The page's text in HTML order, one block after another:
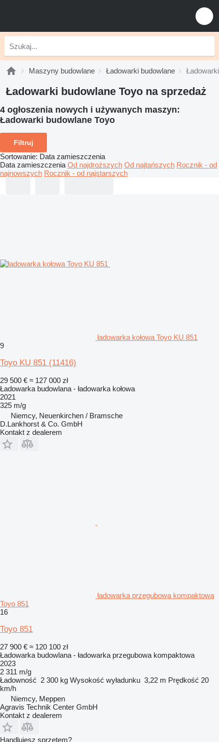
Maszyny budowlane Ładowarki budowlane
Ładowarki budowlane Toyo na sprzedaż
4 ogłoszenia nowych i używanych maszyn:
Ładowarki budowlane Toyo
Filtruj
Sortowanie: Data zamieszczenia
Data zamieszczenia Od najdroższych Od najtańszych Rocznik - od
najnowszych Rocznik - od najstarszych
ładowarka kołowa Toyo KU 851
9
Toyo KU 851 (11416)
29 500 € ≈ 127 000 zł
Ładowarka budowlana - ładowarka kołowa
2021
325 m/g
Niemcy, Neuenkirchen / Bramsche
D.Lankhorst & Co. GmbH
Kontakt z dealerem
ładowarka przegubowa kompaktowa
Toyo 851
16
Toyo 851
27 900 € ≈ 120 100 zł
Ładowarka budowlana - ładowarka przegubowa kompaktowa
2023
2 311 m/g
Ładowność 2 300 kg Wysokość wyładunku 3,22 m Prędkość 20
km/h
Niemcy, Meppen
Agravis Technik Center GmbH
Kontakt z dealerem
Handlujesz sprzętem?